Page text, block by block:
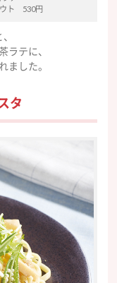
ト 530円
ラテに、
ました。
タ